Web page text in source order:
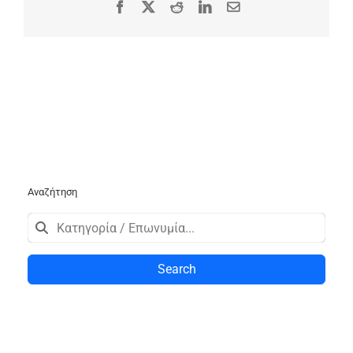
Facebook RedditLinkedIn
Email
Αναζήτηση
Search